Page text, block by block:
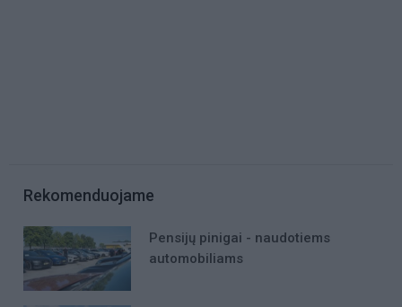
Rekomenduojame
Pensijų pinigai - naudotiems
automobiliams